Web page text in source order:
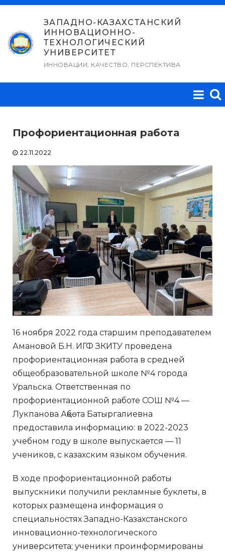
Перейти
содержимому
ЗАПАДНО-КАЗАХСТАНСКИЙ
ИННОВАЦИОННО-
ТЕХНОЛОГИЧЕСКИЙ
УНИВЕРСИТЕТ
ИННОВАЦИИ, КАЧЕСТВО, ПЕРСПЕКТИВА
Профориентационная работа
22.11.2022
16 ноября 2022 года старшим преподавателем
Амановой Б.Н. ИГФ ЗКИТУ проведена
профориентационная работа в средней
общеобразовательной школе №4 города
Уральска. Ответственная по
профориентационной работе СОШ №4 —
Лукпанова Ақбөта Батыргалиевна
предоставила информацию: в 2022-2023
учебном году в школе выпускается — 11
учеников, с казахским языком обучения.
В ходе профориентационной работы
выпускники получили рекламные буклеты, в
которых размещена информация о
специальностях Западно-Казахстанского
инновационно-технологического
университета; ученики проинформированы